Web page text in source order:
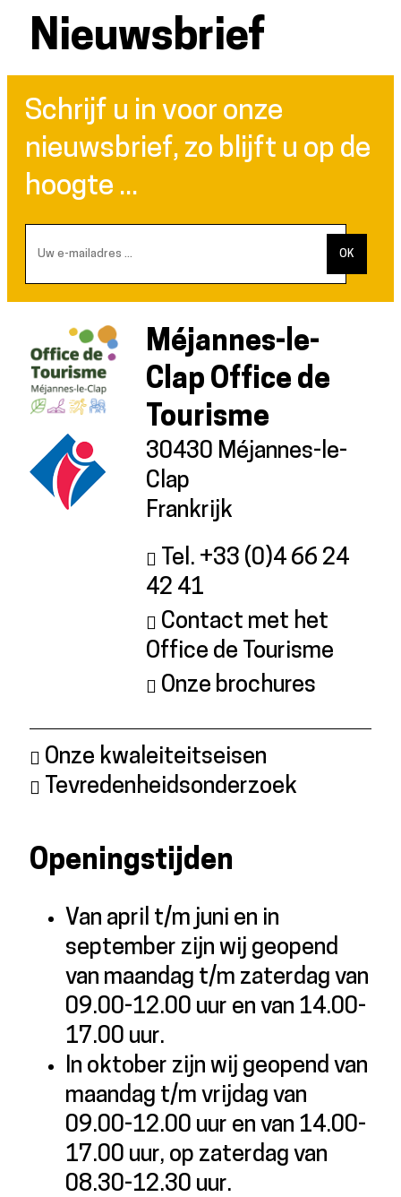
Nieuwsbrief
Schrijf u in voor onze
nieuwsbrief, zo blijft u op de
hoogte ...
Méjannes-le-
Clap Office de
Tourisme
30430 Méjannes-le-
Clap
Frankrijk
Tel. +33 (0)4 66 24
42 41
Contact met het
Office de Tourisme
Onze brochures
Onze kwaleiteitseisen
Tevredenheidsonderzoek
Openingstijden
Van april t/m juni en in
september zijn wij geopend
van maandag t/m zaterdag van
09.00-12.00 uur en van 14.00-
17.00 uur.
In oktober zijn wij geopend van
maandag t/m vrijdag van
09.00-12.00 uur en van 14.00-
17.00 uur, op zaterdag van
08.30-12.30 uur.